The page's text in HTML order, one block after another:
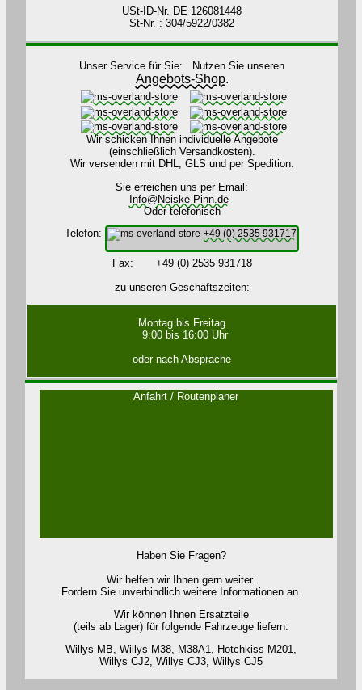
USt-ID-Nr. DE 126081448
St-Nr. : 304/5922/0382
Unser Service für Sie: Nutzen Sie unseren
Angebots-Shop.
Wir schicken Ihnen individuelle Angebote
(einschließlich Versandkosten).
Wir versenden mit DHL, GLS und per Spedition.
Sie erreichen uns per Email:
Info@Neiske-Pinn.de
Oder telefonisch
Telefon:
+49 (0) 2535 931717
Fax: +49 (0) 2535 931718
zu unseren Geschäftszeiten:
Montag bis Freitag
9:00 bis 16:00 Uhr
oder nach Absprache
Anfahrt / Routenplaner
Haben Sie Fragen?
Wir helfen wir Ihnen gern weiter.
Fordern Sie unverbindlich weitere Informationen an.
Wir können Ihnen Ersatzteile
(teils ab Lager) für folgende Fahrzeuge liefern:
Willys MB, Willys M38, M38A1, Hotchkiss M201,
Willys CJ2, Willys CJ3, Willys CJ5